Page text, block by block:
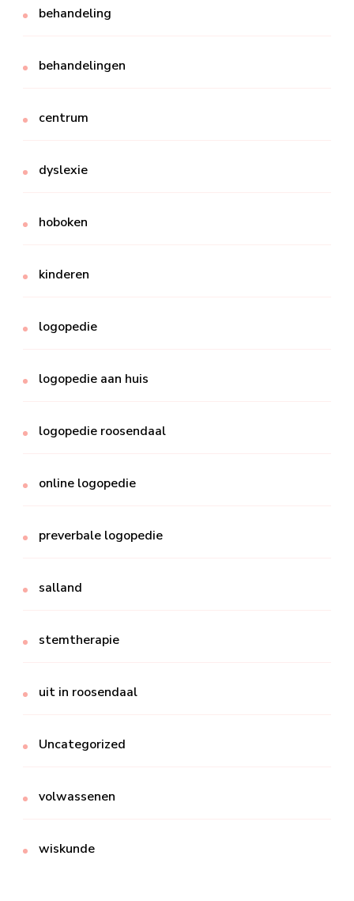
behandeling
behandelingen
centrum
dyslexie
hoboken
kinderen
logopedie
logopedie aan huis
logopedie roosendaal
online logopedie
preverbale logopedie
salland
stemtherapie
uit in roosendaal
Uncategorized
volwassenen
wiskunde